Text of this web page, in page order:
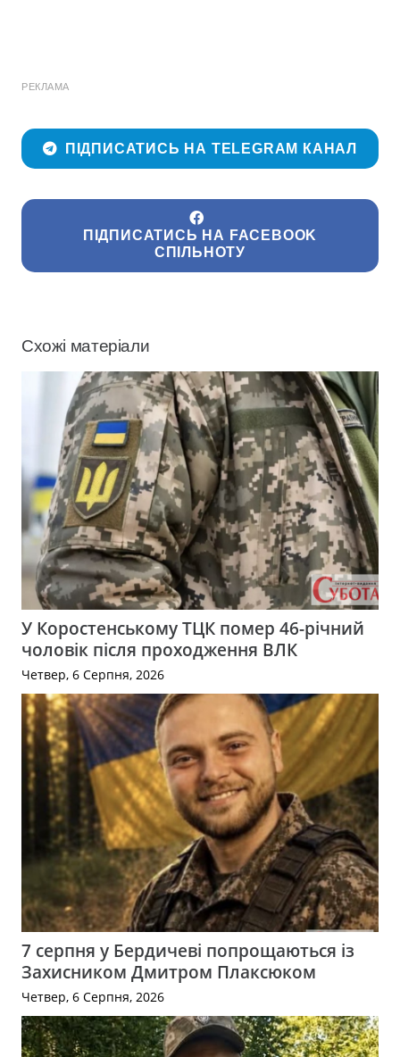
РЕКЛАМА
ПІДПИСАТИСЬ НА TELEGRAM КАНАЛ
ПІДПИСАТИСЬ НА FACEBOOK
СПІЛЬНОТУ
Схожі матеріали
У Коростенському ТЦК помер 46-річний
чоловік після проходження ВЛК
Четвер, 6 Серпня, 2026
7 серпня у Бердичеві попрощаються із
Захисником Дмитром Плаксюком
Четвер, 6 Серпня, 2026